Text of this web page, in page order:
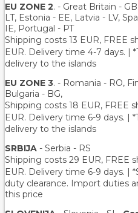
EU ZONE 2. - Great Britain -
LT, Estonia - EE, Latvia - LV,
IE, Portugal - PT
Shipping costs 13 EUR, FREE
EUR. Delivery time 4-7 days. |
delivery to the islands
EU ZONE 3. - Romania - RO,
Bulgaria - BG,
Shipping costs 18 EUR, FREE
EUR. Delivery time 6-9 days. |
delivery to the islands
SRBIJA - Serbia - RS
Shipping costs 29 EUR, FREE
EUR. Delivery time 6-9 days. |
duty clearance. Import duties
this price